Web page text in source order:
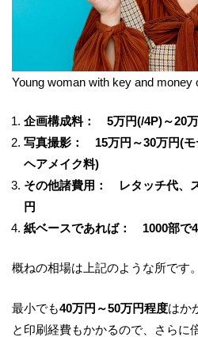
Young woman with key and money
企画構成料： 5万円(/4P)～20
写真撮影： 15万円～30万円(
ヘアメイク料)
その他諸費用： レタッチ代、
円
紙ベースであれば： 1000部で
概ねの相場は上記のような所です。
最小でも40万円～50万円程度はか
と印刷経費もかかるので、
さらに